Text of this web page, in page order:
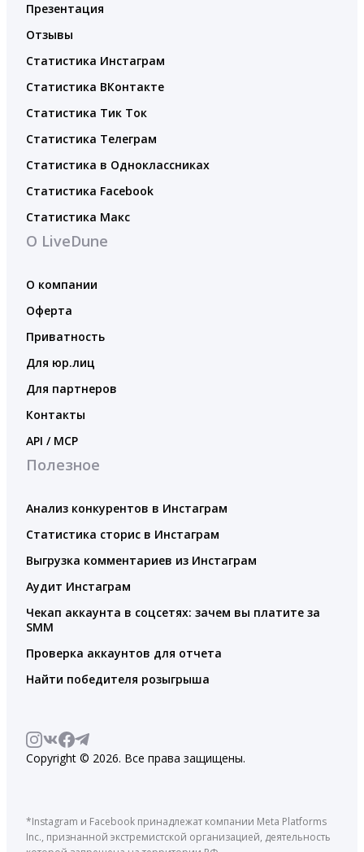
Презентация
Отзывы
Статистика Инстаграм
Статистика ВКонтакте
Статистика Тик Ток
Статистика Телеграм
Статистика в Одноклассниках
Статистика Facebook
Статистика Макс
О LiveDune
О компании
Оферта
Приватность
Для юр.лиц
Для партнеров
Контакты
API / MCP
Полезное
Анализ конкурентов в Инстаграм
Статистика сторис в Инстаграм
Выгрузка комментариев из Инстаграм
Аудит Инстаграм
Чекап аккаунта в соцсетях: зачем вы платите за
SMM
Проверка аккаунтов для отчета
Найти победителя розыгрыша
Copyright © 2026. Все права защищены.
*Instagram и Facebook принадлежат компании Meta Platforms
Inc., признанной экстремистской организацией, деятельность